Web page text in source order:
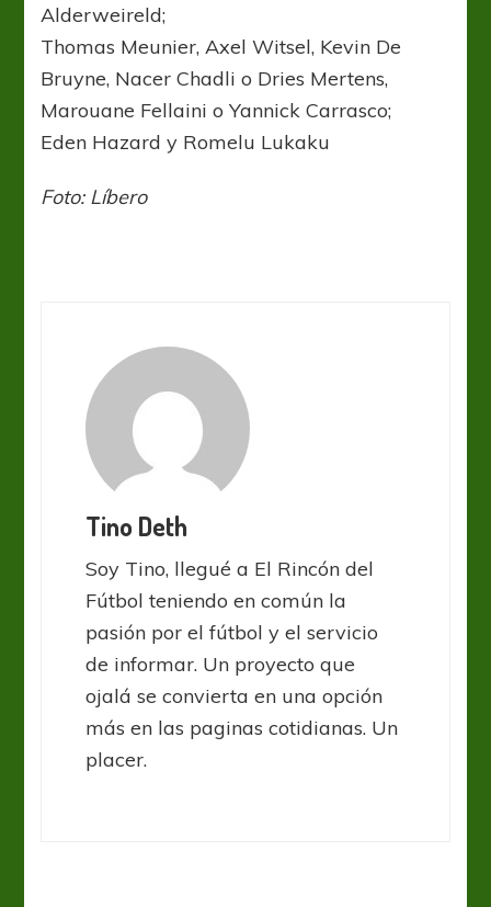
Alderweireld;
Thomas Meunier, Axel Witsel, Kevin De
Bruyne, Nacer Chadli o Dries Mertens,
Marouane Fellaini o Yannick Carrasco;
Eden Hazard y Romelu Lukaku
Foto: Líbero
Tino Deth
Soy Tino, llegué a El Rincón del
Fútbol teniendo en común la
pasión por el fútbol y el servicio
de informar. Un proyecto que
ojalá se convierta en una opción
más en las paginas cotidianas. Un
placer.